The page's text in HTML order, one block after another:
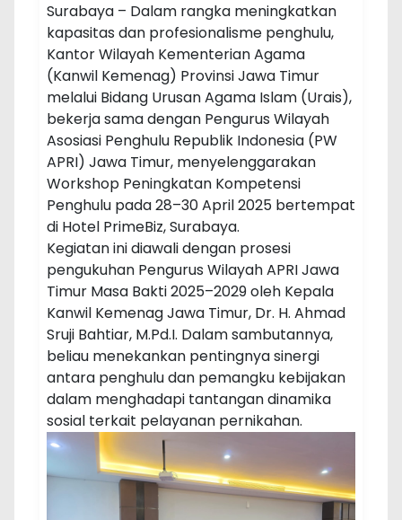
Surabaya – Dalam rangka meningkatkan
kapasitas dan profesionalisme penghulu,
Kantor Wilayah Kementerian Agama
(Kanwil Kemenag) Provinsi Jawa Timur
melalui Bidang Urusan Agama Islam (Urais),
bekerja sama dengan Pengurus Wilayah
Asosiasi Penghulu Republik Indonesia (PW
APRI) Jawa Timur, menyelenggarakan
Workshop Peningkatan Kompetensi
Penghulu pada 28–30 April 2025 bertempat
di Hotel PrimeBiz, Surabaya.
Kegiatan ini diawali dengan prosesi
pengukuhan Pengurus Wilayah APRI Jawa
Timur Masa Bakti 2025–2029 oleh Kepala
Kanwil Kemenag Jawa Timur, Dr. H. Ahmad
Sruji Bahtiar, M.Pd.I. Dalam sambutannya,
beliau menekankan pentingnya sinergi
antara penghulu dan pemangku kebijakan
dalam menghadapi tantangan dinamika
sosial terkait pelayanan pernikahan.